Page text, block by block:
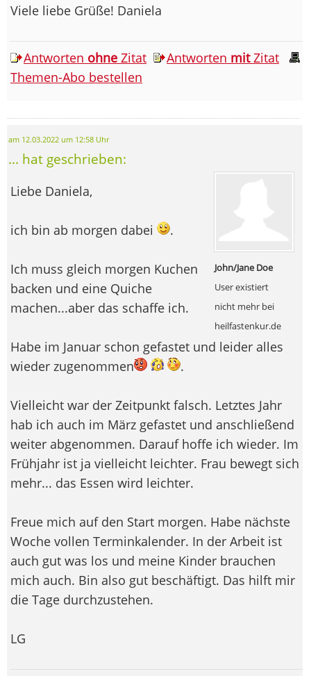
Viele liebe Grüße! Daniela
Antworten ohne Zitat Antworten mitZitat
Themen-Abo bestellen
am 12.03.2022 um 12:58 Uhr
... hat geschrieben:
John/Jane Doe
User existiert
nicht mehr bei
heilfastenkur.de
Liebe Daniela,
ich bin ab morgen dabei .
Ich muss gleich morgen Kuchen
backen und eine Quiche
machen...aber das schaffe ich.
Habe im Januar schon gefastet und leider alles
wieder zugenommen
.
Vielleicht war der Zeitpunkt falsch. Letztes Jahr
hab ich auch im März gefastet und anschließend
weiter abgenommen. Darauf hoffe ich wieder. Im
Frühjahr ist ja vielleicht leichter. Frau bewegt sich
mehr... das Essen wird leichter.
Freue mich auf den Start morgen. Habe nächste
Woche vollen Terminkalender. In der Arbeit ist
auch gut was los und meine Kinder brauchen
mich auch. Bin also gut beschäftigt. Das hilft mir
die Tage durchzustehen.
LG